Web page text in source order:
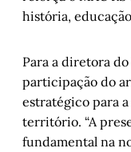
história,
Para a diretora do
participação do
estratégico para
território. “A
fundamental na